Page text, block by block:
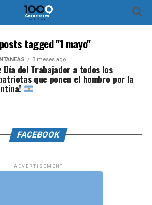
tagged "1 mayo"
3 meses ago
Día del Trabajador a todos los
que ponen el hombro por la
FACEBOOK
ADVERTISEMENT